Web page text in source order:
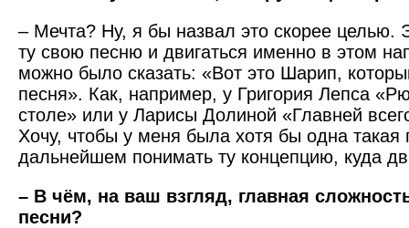
– Мечта? Ну, я бы назвал это скорее целью.
ту свою песню и двигаться именно в этом
можно было сказать: «Вот это Шарип,
песня». Как, например, у Григория Лепса
столе» или у Ларисы Долиной «Главней
Хочу, чтобы у меня была хотя бы одна такая
дальнейшем понимать ту концепцию, куда
– В чём, на ваш взгляд, главная
песни?